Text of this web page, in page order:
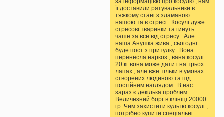
її доставили рятувальники в
тяжкому стані з зламаною
нашою та в стресі . Косулі дуже
стресові тваринки та гинуть
чаше за все від стресу . Але
наша Анушка жива , сьогодні
буде пост з притулку . Вона
перенесла наркоз , вана косулі
20 кг вона може дати і на трьох
лапах , але вже тільки в умовах
створених людиною та під
постійним наглядом . В нас
зараз є декілька проблем .
Величезний борг в клініці 20000
гр Чим захистити культю косулі ,
потрібно купити спеціальні